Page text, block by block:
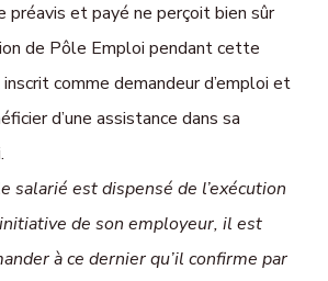
préavis et payé ne perçoit bien sûr
de Pôle Emploi pendant cette
comme demandeur d’emploi et
d’une assistance dans sa
salarié est dispensé de l’exécution
de son employeur, il est
à ce dernier qu’il confirme par